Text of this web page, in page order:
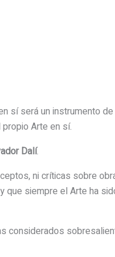
sí será un instrumento de
Arte en sí.
Dalí.
ni críticas sobre
que siempre el Arte ha
considerados